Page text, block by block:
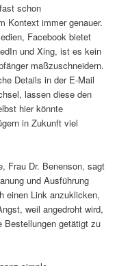
schon
Kontext immer genauer.
Facebook bietet
und Xing, ist es kein
maßzuschneidern.
Details in der E-Mail
lassen diese den
hier könnte
in Zukunft viel
Frau Dr. Benenson, sagt
und Ausführung
einen Link anzuklicken,
weil angedroht wird,
Bestellungen getätigt zu